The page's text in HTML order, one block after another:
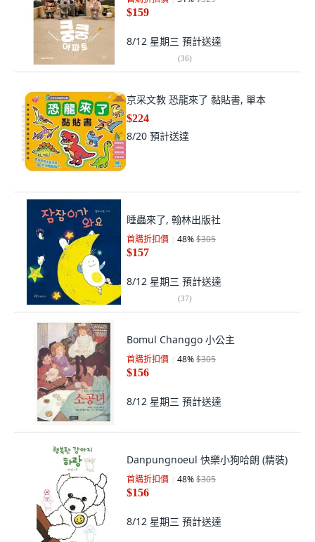
$159
8/12 星期三 預計送達
(36)
京采文教 恐龍來了 黏貼書, 單本
$224
8/20 預計送達
睡蟲來了, 翰林出版社
首購折扣價 48%$305
$157
8/12 星期三 預計送達
(37)
Bomul Changgo 小公主
首購折扣價 48%$305
$156
8/12 星期三 預計送達
Danpungnoeul 快樂小狗哈朗 (精裝)
首購折扣價 48%$305
$156
8/12 星期三 預計送達